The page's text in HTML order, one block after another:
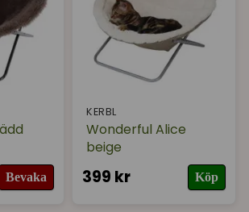
Bevaka
KERBL
Wonderful Alice
beige
399 kr Köp